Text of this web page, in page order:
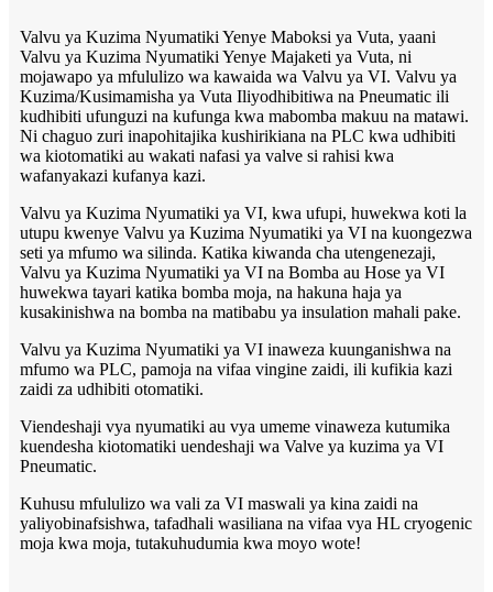
Valvu ya Kuzima Nyumatiki Yenye Maboksi ya Vuta, yaani
Valvu ya Kuzima Nyumatiki Yenye Majaketi ya Vuta, ni
mojawapo ya mfululizo wa kawaida wa Valvu ya VI. Valvu ya
Kuzima/Kusimamisha ya Vuta Iliyodhibitiwa na Pneumatic ili
kudhibiti ufunguzi na kufunga kwa mabomba makuu na matawi.
Ni chaguo zuri inapohitajika kushirikiana na PLC kwa udhibiti
wa kiotomatiki au wakati nafasi ya valve si rahisi kwa
wafanyakazi kufanya kazi.
Valvu ya Kuzima Nyumatiki ya VI, kwa ufupi, huwekwa koti la
utupu kwenye Valvu ya Kuzima Nyumatiki ya VI na kuongezwa
seti ya mfumo wa silinda. Katika kiwanda cha utengenezaji,
Valvu ya Kuzima Nyumatiki ya VI na Bomba au Hose ya VI
huwekwa tayari katika bomba moja, na hakuna haja ya
kusakinishwa na bomba na matibabu ya insulation mahali pake.
Valvu ya Kuzima Nyumatiki ya VI inaweza kuunganishwa na
mfumo wa PLC, pamoja na vifaa vingine zaidi, ili kufikia kazi
zaidi za udhibiti otomatiki.
Viendeshaji vya nyumatiki au vya umeme vinaweza kutumika
kuendesha kiotomatiki uendeshaji wa Valve ya kuzima ya VI
Pneumatic.
Kuhusu mfululizo wa vali za VI maswali ya kina zaidi na
yaliyobinafsishwa, tafadhali wasiliana na vifaa vya HL cryogenic
moja kwa moja, tutakuhudumia kwa moyo wote!